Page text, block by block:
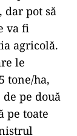
pot să
va fi
agricolă.
le
tone/ha,
pe două
pe toate